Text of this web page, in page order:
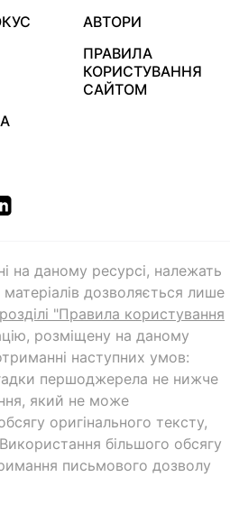
АВТОРИ
ПРАВИЛА
КОРИСТУВАННЯ
САЙТОМ
на даному ресурсі, належать
дозволяється лише
розділі "Правила користування
розміщену на даному
наступних умов:
першоджерела не нижче
який не може
оригінального тексту,
більшого обсягу
письмового дозволу